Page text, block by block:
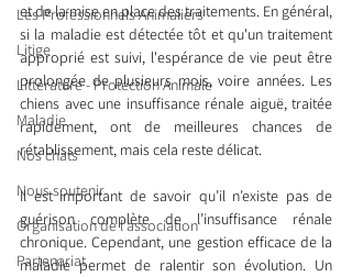
Les Professionnels Animaliers
Litige
Littérature - Protection Animale
Maladie
Nos chats
Nous soutenir
Organisation de l'association
Partenariat
et de la mise en place des traitements. En général,
si la maladie est détectée tôt et qu'un traitement
approprié est suivi, l'espérance de vie peut être
prolongée de plusieurs mois, voire années. Les
chiens avec une insuffisance rénale aiguë, traitée
rapidement, ont de meilleures chances de
rétablissement, mais cela reste délicat.
Il est important de savoir qu’il n’existe pas de
guérison complète de l’insuffisance rénale
chronique. Cependant, une gestion efficace de la
maladie permet de ralentir son évolution. Un